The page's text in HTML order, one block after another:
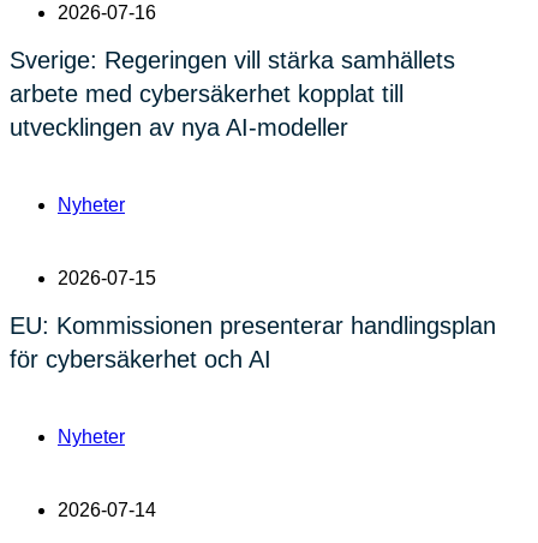
2026-07-16
Sverige: Regeringen vill stärka samhällets
arbete med cybersäkerhet kopplat till
utvecklingen av nya AI-modeller
Nyheter
2026-07-15
EU: Kommissionen presenterar handlingsplan
för cybersäkerhet och AI
Nyheter
2026-07-14